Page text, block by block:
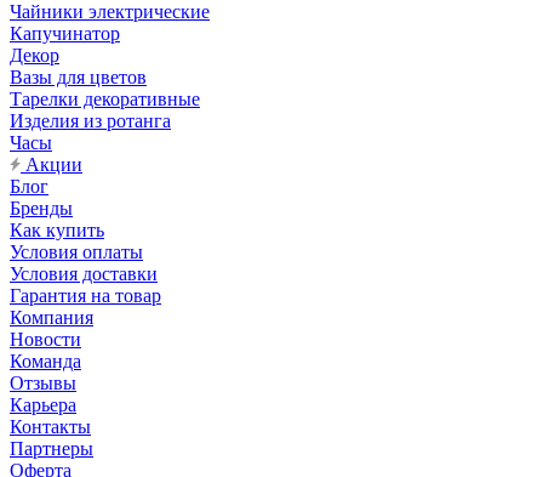
Чайники электрические
Капучинатор
Декор
Вазы для цветов
Тарелки декоративные
Изделия из ротанга
Часы
Акции
Блог
Бренды
Как купить
Условия оплаты
Условия доставки
Гарантия на товар
Компания
Новости
Команда
Отзывы
Карьера
Контакты
Партнеры
Оферта